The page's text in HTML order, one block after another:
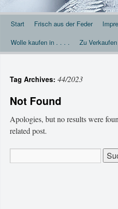
Start Frisch aus der Feder
Wolle kaufen in . . . .
Zu Verkaufen
Tag Archives: 44/2023
Not Found
Apologies, but no results were
related post.